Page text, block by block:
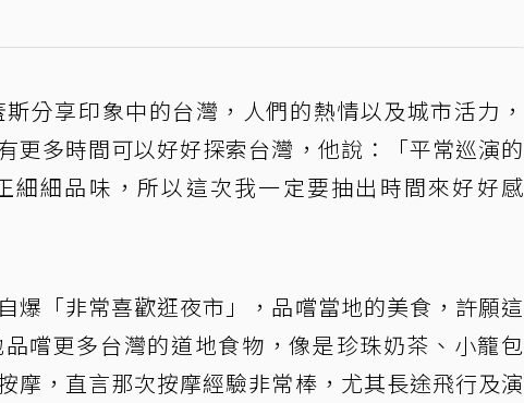
分享印象中的台灣，人們的熱情以及城市活力，
更多時間可以好好探索台灣，他說：「平常巡演的
細細品味，所以這次我一定要抽出時間來好好感
爆「非常喜歡逛夜市」，品嚐當地的美食，許願這
嚐更多台灣的道地食物，像是珍珠奶茶、小籠包
摩，直言那次按摩經驗非常棒，尤其長途飛行及演